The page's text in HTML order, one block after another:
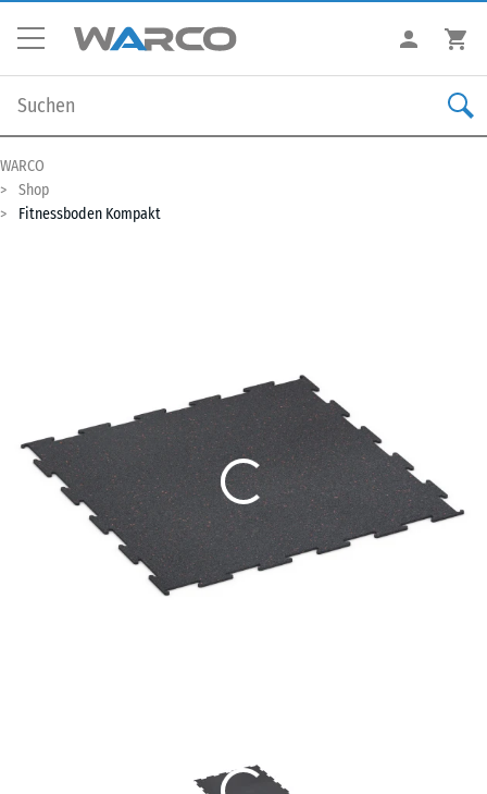
WARCO
Shop
Fitnessboden Kompakt